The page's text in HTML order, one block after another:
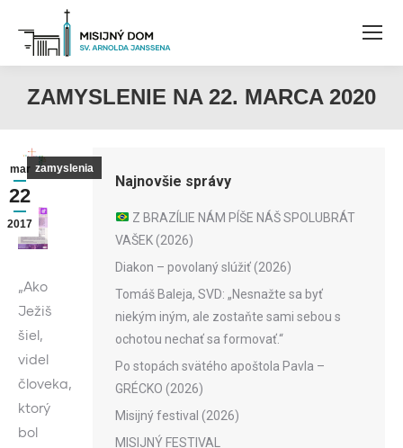
ZAMYSLENIE NA 22. MARCA 2020
mar
22
2017
zamyslenia
„Ako
Ježiš
šiel,
videl
človeka,
ktorý
bol
Najnovšie správy
Z BRAZÍLIE NÁM PÍŠE NÁŠ SPOLUBRÁT
VAŠEK (2026)
Diakon – povolaný slúžiť (2026)
Tomáš Baleja, SVD: „Nesnažte sa byť
niekým iným, ale zostaňte sami sebou s
ochotou nechať sa formovať.“
Po stopách svätého apoštola Pavla –
GRÉCKO (2026)
Misijný festival (2026)
MISIJNÝ FESTIVAL